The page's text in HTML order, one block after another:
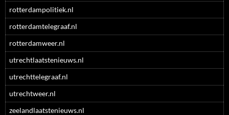
rotterdampolitiek.nl
rotterdamtelegraaf.nl
rotterdamweer.nl
utrechtlaatstenieuws.nl
utrechttelegraaf.nl
utrechtweer.nl
zeelandlaatstenieuws.nl